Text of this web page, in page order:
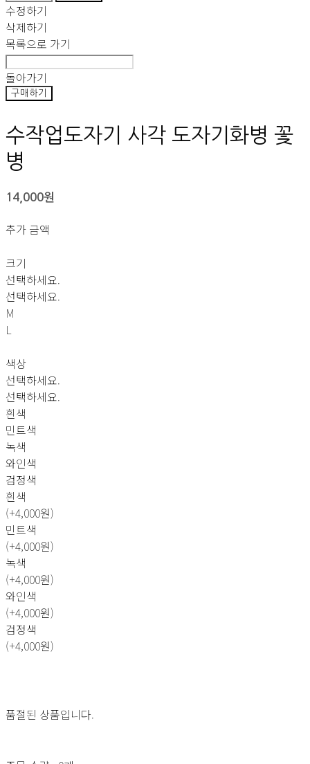
수정하기
삭제하기
목록으로 가기
돌아가기
구매하기
수작업도자기 사각 도자기화병 꽃
병
14,000원
추가 금액
크기
선택하세요.
선택하세요.
M
L
색상
선택하세요.
선택하세요.
흰색
민트색
녹색
와인색
검정색
흰색
(+4,000원)
민트색
(+4,000원)
녹색
(+4,000원)
와인색
(+4,000원)
검정색
(+4,000원)
품절된 상품입니다.